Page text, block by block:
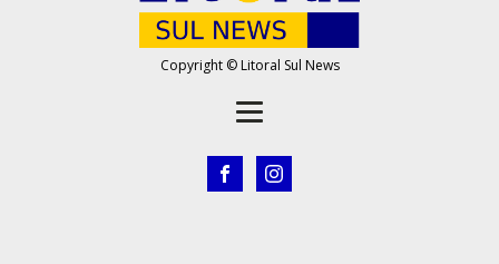
Copyright © Litoral Sul News